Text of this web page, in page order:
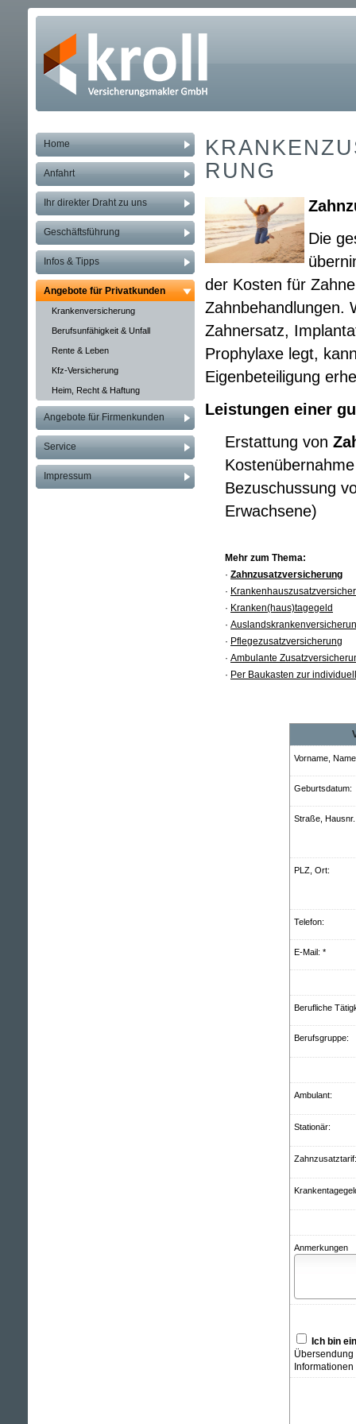
Home
Anfahrt
Ihr direkter Draht zu uns
Geschäftsführung
Infos & Tipps
Angebote für Privatkunden
Kranken­ver­si­che­rung
Berufs­unfähig­keit & Unfall
Rente & Leben
Kfz-Versicherung
Heim, Recht & Haftung
Angebote für Firmenkunden
Service
Impressum
RUNG
Die
der Kosten für
Zahnbehandlungen.
Zahnersatz,
Prophylaxe legt,
Eigenbeteiligung
Leistungen einer
Erstattung von
Bezuschussung
Erwachsene)
Mehr zum Thema:
· Zahn­zu­satz­ver­si­che­rung
·
· Kranken(haus)tagegeld
·
· Pflegezusatzversicherung
· Ambulante
· Per Baukasten zur
Vorname,
Geburts­datum:
Straße,
PLZ, Ort:
Telefon:
E-Mail: *
Berufliche
Berufsgruppe:
Ambulant:
Stationär:
Zahnzusatztarif:
Anmerkungen
Ich bin